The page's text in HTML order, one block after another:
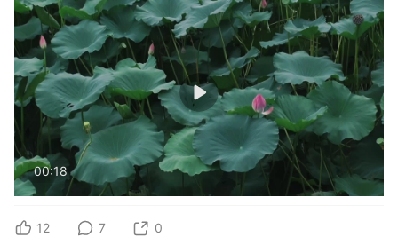
00:18
12 7 0